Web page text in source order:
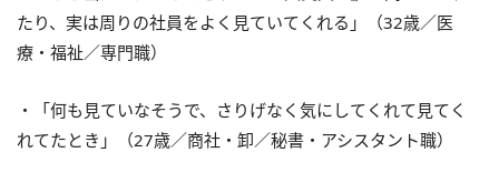
たり、実は周りの社員をよく見ていてくれる」（32歳／医
療・福祉／専門職）
・「何も見ていなそうで、さりげなく気にしてくれて見てく
れてたとき」（27歳／商社・卸／秘書・アシスタント職）